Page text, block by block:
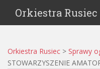
Orkiestra Rusiec
Orkiestra Rusiec > Sprawy
STOWARZYSZENIE